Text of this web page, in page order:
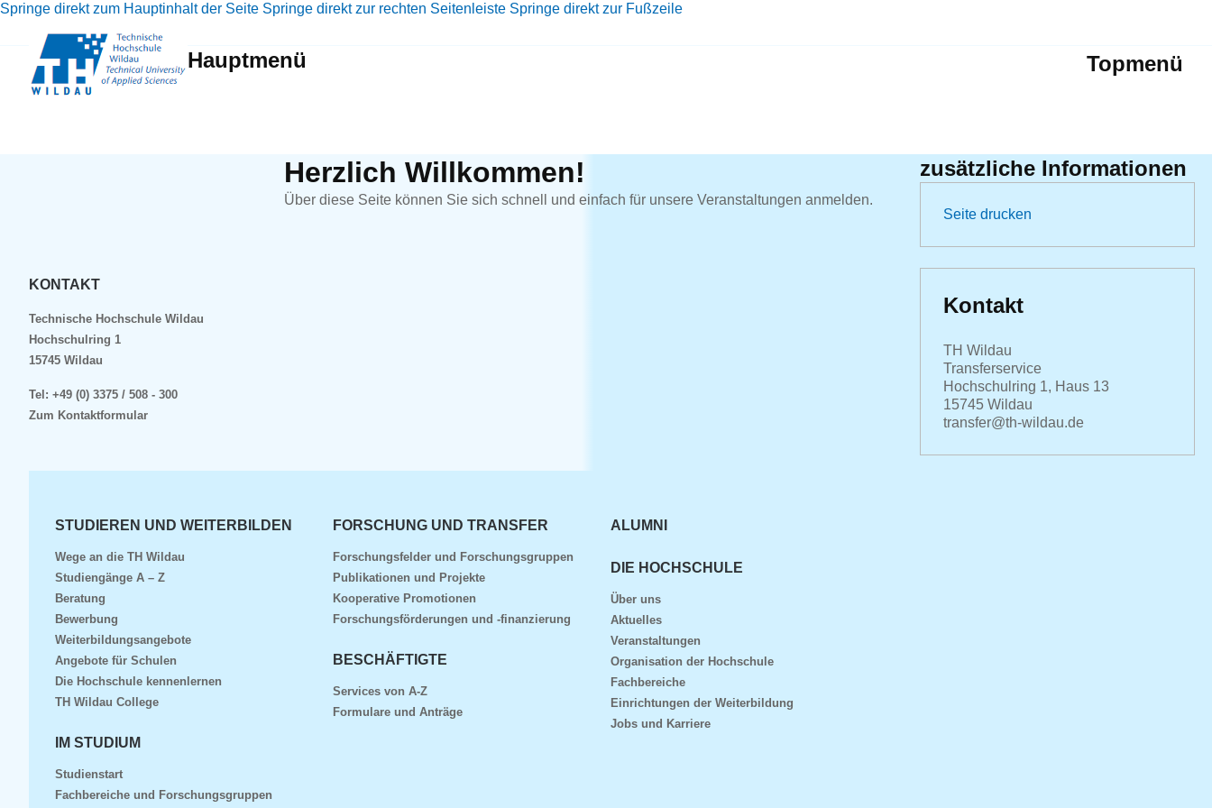
Springe direkt zum Hauptinhalt der Seite Springe direkt zur rechten Seitenleiste Springe direkt zur Fußzeile
Topmenü
Hauptmenü
Herzlich Willkommen!
Über diese Seite können Sie sich schnell und einfach für unsere Veranstaltungen anmelden.
zusätzliche Informationen
Seite drucken
Kontakt
TH Wildau
Transferservice
Hochschulring 1, Haus 13
15745 Wildau
transfer@th-wildau.de
KONTAKT
Technische Hochschule Wildau
Hochschulring 1
15745 Wildau
Tel: +49 (0) 3375 / 508 - 300
Zum Kontaktformular
STUDIEREN UND WEITERBILDEN
Wege an die TH Wildau
Studiengänge A – Z
Beratung
Bewerbung
Weiterbildungsangebote
Angebote für Schulen
Die Hochschule kennenlernen
TH Wildau College
IM STUDIUM
Studienstart
Fachbereiche und Forschungsgruppen
FORSCHUNG UND TRANSFER
Forschungsfelder und Forschungsgruppen
Publikationen und Projekte
Kooperative Promotionen
Forschungsförderungen und -finanzierung
BESCHÄFTIGTE
Services von A-Z
Formulare und Anträge
ALUMNI
DIE HOCHSCHULE
Über uns
Aktuelles
Veranstaltungen
Organisation der Hochschule
Fachbereiche
Einrichtungen der Weiterbildung
Jobs und Karriere